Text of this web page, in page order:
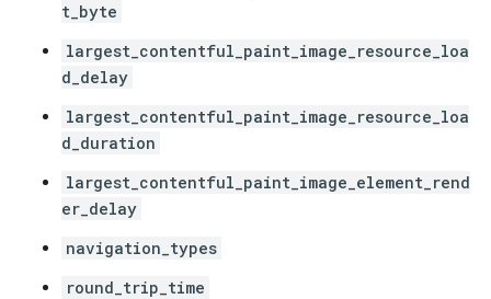
t_byte
largest_contentful_paint_image_resource_loa
d_delay
largest_contentful_paint_image_resource_loa
d_duration
largest_contentful_paint_image_element_rend
er_delay
navigation_types
round_trip_time